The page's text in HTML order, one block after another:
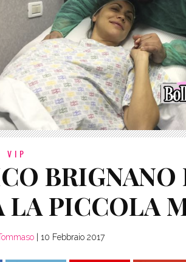
VIP
BRIGNANO
LA PICCOLA
10 Febbraio 2017